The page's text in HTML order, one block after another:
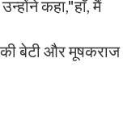
कहा,"हाँ, मैं
बेटी और मूषकराज